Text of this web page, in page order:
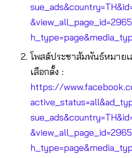
โพสต์ประชาสัมพันธ์หมาย
เลือกตั้ง :
https://